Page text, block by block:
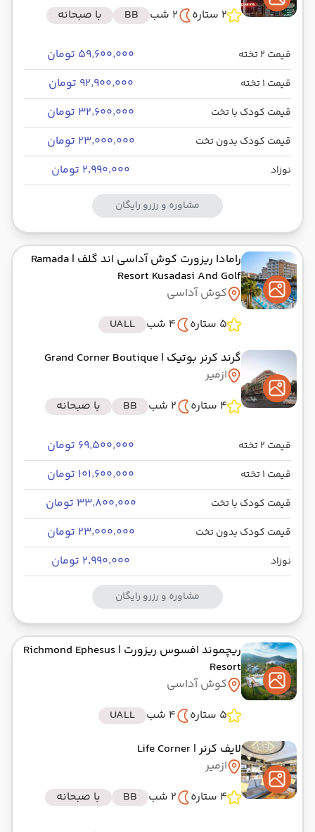
سفر میانی
ازمیر ,
نوع سفر : زمینی ترمینال
ساعت حرکت :00:00 مدت سفر :
پایان سفر ازمیر , عدنان مندرس ADB
فرودگاه بین‌المللی امام خمینی IKA
2 ستاره
2 شب BB با صبحانه
قیمت 2 تخته ۵۹٬۶۰۰٬۰۰۰ تومان
قیمت 1 تخته ۹۲٬۹۰۰٬۰۰۰ تومان
قیمت کودک با تخت ۳۲٬۶۰۰٬۰۰۰ تومان
قیمت کودک بدون تخت ۲۳٬۰۰۰٬۰۰۰ تومان
نوزاد ۲٬۹۹۰٬۰۰۰ تومان
مشاوره و رزرو رایگان
رامادا ریزورت کوش آداسی اند گلف | Ramada
Resort Kusadasi And Golf
کوش آداسی
5 ستاره
4 شب
UALL
گرند کرنر بوتیک | Grand Corner Boutique
ازمیر
4 ستاره
2 شب BB با صبحانه
قیمت 2 تخته ۶۹٬۵۰۰٬۰۰۰ تومان
قیمت 1 تخته ۱۰۱٬۶۰۰٬۰۰۰ تومان
قیمت کودک با تخت ۳۳٬۸۰۰٬۰۰۰ تومان
قیمت کودک بدون تخت ۲۳٬۰۰۰٬۰۰۰ تومان
نوزاد ۲٬۹۹۰٬۰۰۰ تومان
مشاوره و رزرو رایگان
ریچموند افسوس ریزورت | Richmond Ephesus
Resort
کوش آداسی
5 ستاره
4 شب
UALL
لایف کرنر| Life Corner
ازمیر
4 ستاره
2 شب BB با صبحانه